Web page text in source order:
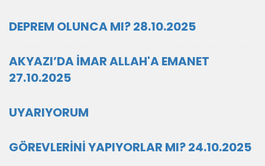
DEPREM OLUNCA MI? 28.10.2025
AKYAZI’DA İMAR ALLAH'A EMANET
27.10.2025
UYARIYORUM
GÖREVLERİNİ YAPIYORLAR MI? 24.10.2025